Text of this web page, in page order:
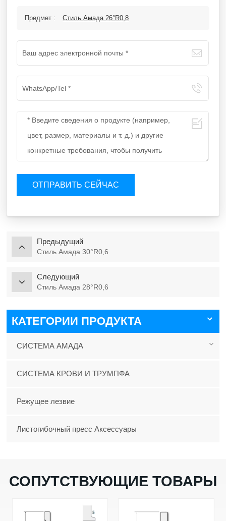
Предмет : Стиль Амада 26°R0,8
ОТПРАВИТЬ СЕЙЧАС
Предыдущий
Стиль Амада 30°R0,6
Следующий
Стиль Амада 28°R0,6
КАТЕГОРИИ ПРОДУКТА
СИСТЕМА АМАДА
СИСТЕМА КРОВИ И ТРУМПФА
Режущее лезвие
Листогибочный пресс Аксессуары
СОПУТСТВУЮЩИЕ ТОВАРЫ